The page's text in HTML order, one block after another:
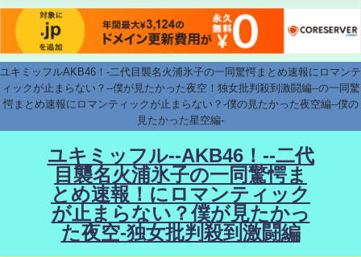
ユキミッフルAKB46！-二代目襲名火浦氷子の一同驚愕まとめ速報にロマンテ
ィックが止まらない？--僕が見たかった夜空！独女批判殺到激闘編--の一同驚
愕まとめ速報にロマンティックが止まらない？-僕の見たかった夜空編--僕の
見たかった星空編-
ユキミッフル--AKB46！--二代
目襲名火浦氷子の一同驚愕ま
とめ速報！にロマンティック
が止まらない？僕が見たかっ
た夜空-独女批判殺到激闘編